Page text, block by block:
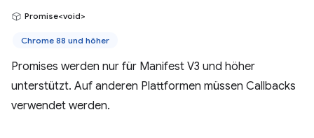
Promise<void>
Chrome 88 und höher
Promises werden nur für Manifest V3 und höher
unterstützt. Auf anderen Plattformen müssen Callbacks
verwendet werden.